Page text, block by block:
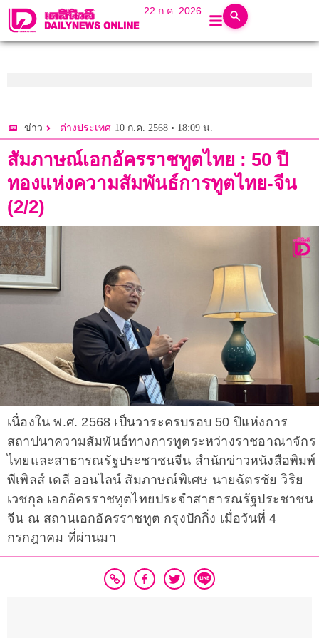
22 ก.ค. 2026
ข่าว ต่างประเทศ 10 ก.ค. 2568 • 18:09 น.
สัมภาษณ์เอกอัครราชทูตไทย : 50 ปี
ทองแห่งความสัมพันธ์การทูตไทย-จีน
(2/2)
เนื่องใน พ.ศ. 2568 เป็นวาระครบรอบ 50 ปีแห่งการ
สถาปนาความสัมพันธ์ทางการทูตระหว่างราชอาณาจักร
ไทยและสาธารณรัฐประชาชนจีน สำนักข่าวหนังสือพิมพ์
พีเพิลส์ เดลี ออนไลน์ สัมภาษณ์พิเศษ นายฉัตรชัย วิริย
เวชกุล เอกอัครราชทูตไทยประจำสาธารณรัฐประชาชน
จีน ณ สถานเอกอัครราชทูต กรุงปักกิ่ง เมื่อวันที่ 4
กรกฎาคม ที่ผ่านมา